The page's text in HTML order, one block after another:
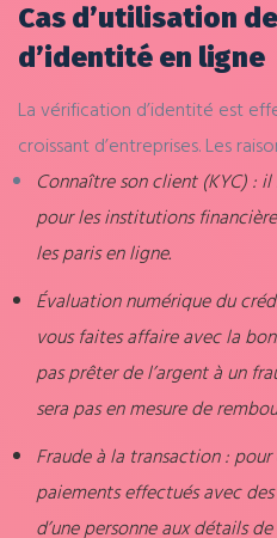
Cas d’utilisation
d’identité en ligne
La vérification d’identité est
croissant d’entreprises. Les
Connaître son client (KYC) : il
pour les institutions
les paris en ligne.
Évaluation numérique du
vous faites affaire avec la
pas prêter de l’argent à un
sera pas en mesure de
Fraude à la transaction : pour
paiements effectués avec
d’une personne aux détails